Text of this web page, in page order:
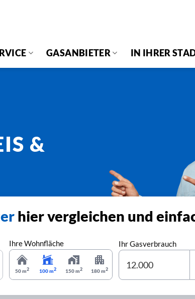
GASANBIETER IN IHRER
&
hier vergleichen und
Ihre Wohnfläche
50 m2 100 m2 150 m2 180 m2
Ihr Gasverbrauch